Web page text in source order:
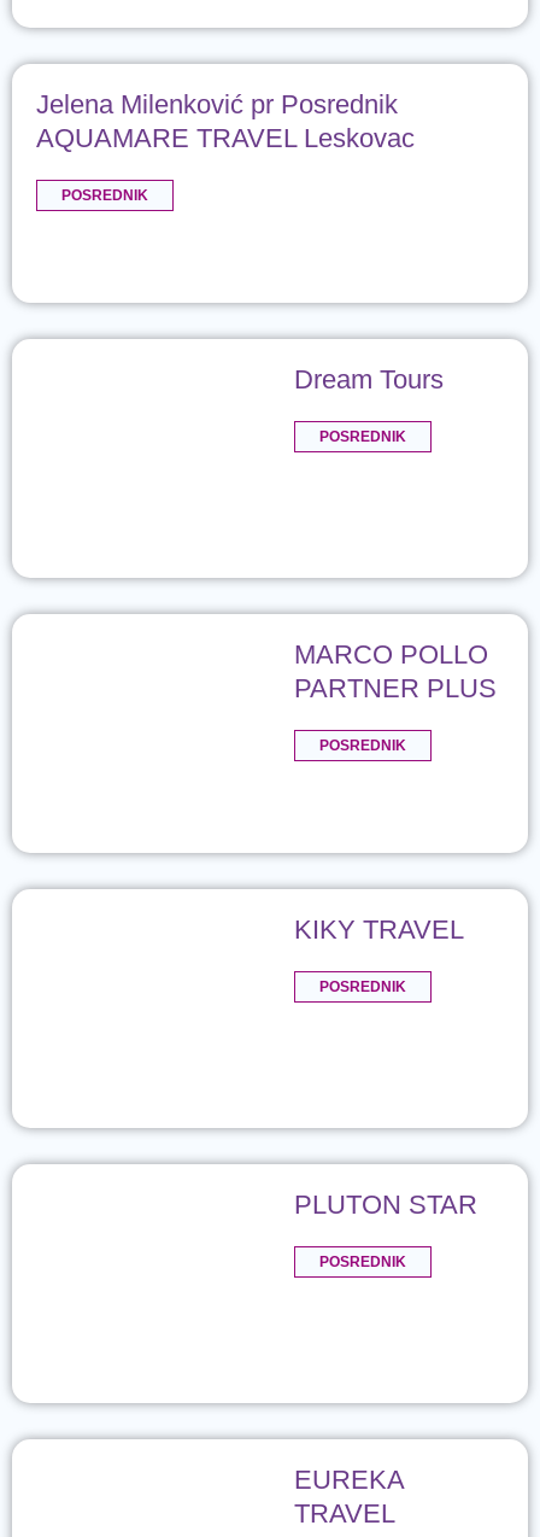
Jelena Milenković pr Posrednik
AQUAMARE TRAVEL Leskovac
POSREDNIK
Dream Tours
POSREDNIK
MARCO POLLO
PARTNER PLUS
POSREDNIK
KIKY TRAVEL
POSREDNIK
PLUTON STAR
POSREDNIK
EUREKA
TRAVEL